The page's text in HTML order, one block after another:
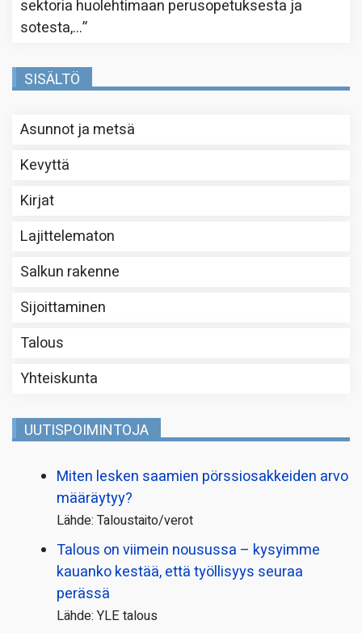
sektoria huolehtimaan perusopetuksesta ja
sotesta,…”
SISÄLTÖ
Asunnot ja metsä
Kevyttä
Kirjat
Lajittelematon
Salkun rakenne
Sijoittaminen
Talous
Yhteiskunta
UUTISPOIMINTOJA
Miten lesken saamien pörssi­osakkeiden arvo
määräytyy?
Lähde: Taloustaito/verot
Talous on viimein nousussa – kysyimme
kauanko kestää, että työllisyys seuraa
perässä
Lähde: YLE talous